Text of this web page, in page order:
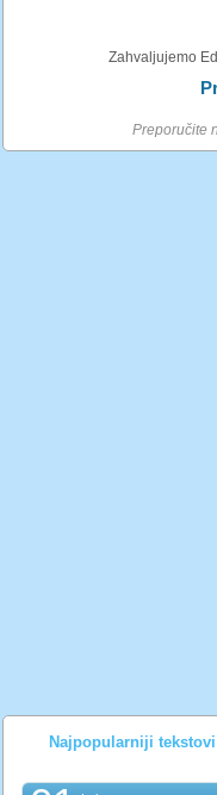
Zahvaljujemo
Preporučite
Najpopularniji tekstovi